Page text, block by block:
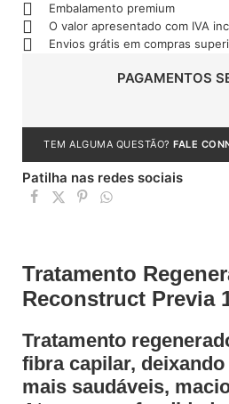
Embalamento premium
O valor apresentado com IVA
Envios grátis em compras
PAGAMENTOS
TEM ALGUMA QUESTÃO? FALE
Patilha nas redes sociais
Tratamento
Reconstruct Previa
Tratamento
fibra capilar,
mais saudáveis,